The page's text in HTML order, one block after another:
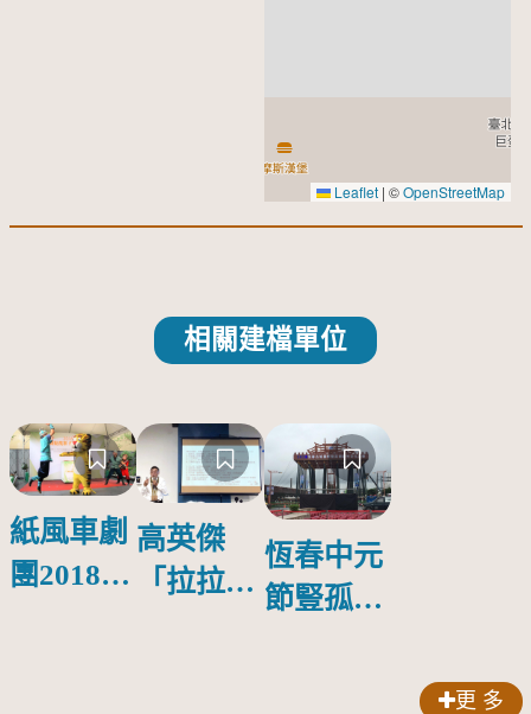
Leaflet | ©OpenStreetMap
相關建檔單位
紙風車劇
團2018公
高英傑
「拉拉庫
恆春中元
節豎孤棚
更 多